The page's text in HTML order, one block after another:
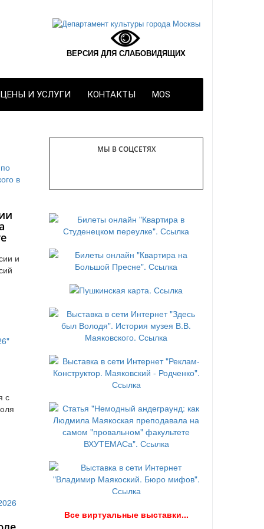
ВЕРСИЯ ДЛЯ СЛАБОВИДЯЩИХ
ЦЕНЫ И УСЛУГИ КОНТАКТЫ MOS
и
с
МЫ В СОЦСЕТЯХ
Все виртуальные выставки...